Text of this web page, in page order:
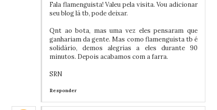
Fala flamenguista! Valeu pela visita. Vou adicionar
seu blog lá tb, pode deixar.
Qnt ao bota, mas uma vez eles pensaram que
ganhariam da gente. Mas como flamenguista tb é
solidário, demos alegrias a eles durante 90
minutos. Depois acabamos com a farra.
SRN
Responder